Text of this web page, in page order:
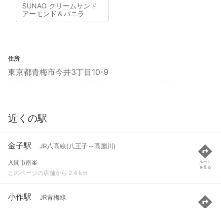
SUNAO クリームサンド
アーモンド＆バニラ
住所
東京都青梅市今井3丁目10-9
近くの駅
金子駅 JR八高線(八王子～高麗川)
入間市南峯
このページの店舗から 2.4 km
ルート
を見る
小作駅 JR青梅線